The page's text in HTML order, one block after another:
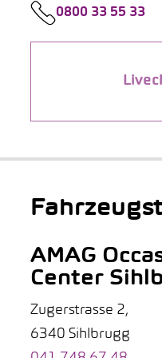
0800 33 55 33
AMAG
Center
Zugerstrasse 2,
6340 Sihlbrugg